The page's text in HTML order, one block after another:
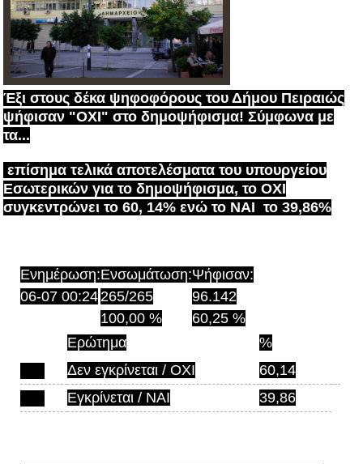
Έξι στους δέκα ψηφοφόρους του Δήμου Πειραιώς
ψήφισαν "ΟΧΙ" στο δημοψήφισμα! Σύμφωνα με
τα...
επίσημα τελικά αποτελέσματα του υπουργείου
Εσωτερικών για το δημοψήφισμα, το ΟΧΙ
συγκεντρώνει το 60, 14% ενώ το ΝΑΙ το 39,86%
Ενημέρωση:Ενσωμάτωση:Ψήφισαν:
06-07 00:24 265/265
96.142
100,00 %
60,25 %
Ερώτημα
%
Δεν εγκρίνεται / ΟΧΙ
60,14
Εγκρίνεται / ΝΑΙ
39,86